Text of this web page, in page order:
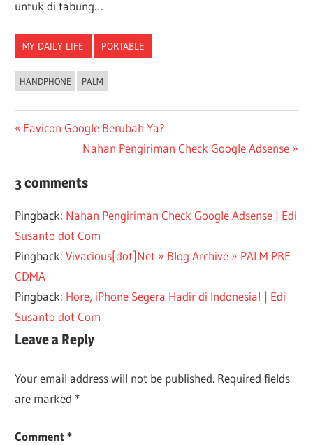
untuk di tabung…
MY DAILY LIFE PORTABLE
HANDPHONE PALM
Post
navigation
Previous
Favicon Google Berubah Ya?
Next
Nahan Pengiriman Check Google Adsense
3 comments
Pingback: Nahan Pengiriman Check Google Adsense | Edi
Susanto dot Com
Pingback:Vivacious[dot]Net » Blog Archive » PALM PRE
CDMA
Pingback: Hore, iPhone Segera Hadir di Indonesia! | Edi
Susanto dot Com
Leave a Reply
Your email address will not be published. Required fields
are marked *
Comment*